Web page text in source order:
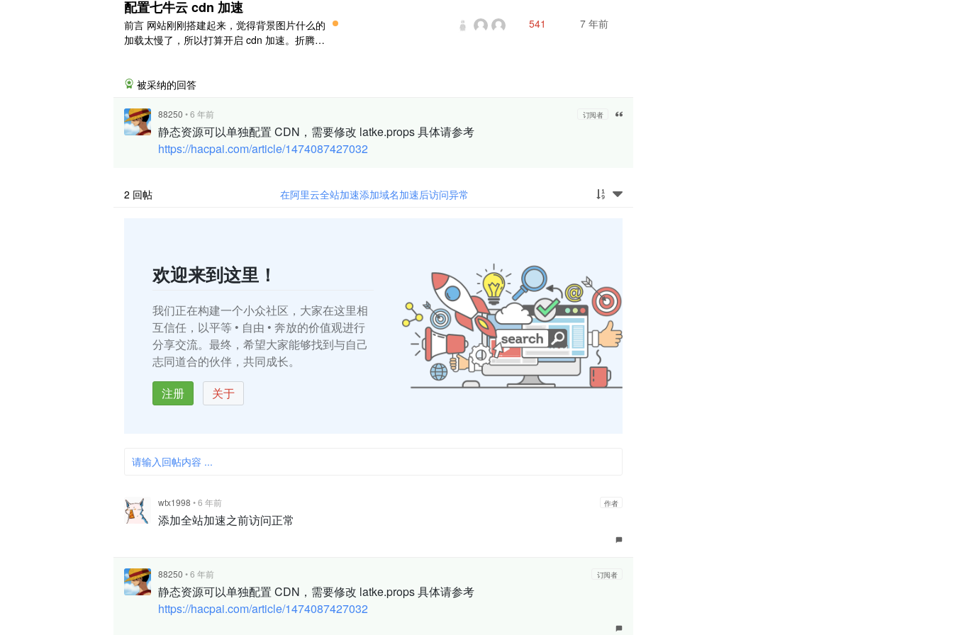
配置七牛云 cdn 加速
前言 网站刚刚搭建起来，觉得背景图片什么的
加载太慢了，所以打算开启 cdn 加速。折腾了
访问 vseu.com 或者 www.vseu.com 的时候 ngi
..
541 7 年前
被采纳的回答
88250 •6 年前 订阅者
静态资源可以单独配置 CDN，需要修改 latke.props 具体请参考
https://hacpai.com/article/1474087427032
2 回帖 在阿里云全站加速添加域名加速后访问异常
欢迎来到这里！
我们正在构建一个小众社区，大家在这里相
互信任，以平等 • 自由 • 奔放的价值观进行
分享交流。最终，希望大家能够找到与自己
志同道合的伙伴，共同成长。
注册
关于
请输入回帖内容 ...
wtx1998 •6 年前 作者
添加全站加速之前访问正常
88250 •6 年前 订阅者
静态资源可以单独配置 CDN，需要修改 latke.props 具体请参考
https://hacpai.com/article/1474087427032